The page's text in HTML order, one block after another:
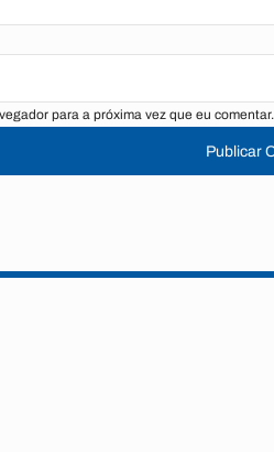
para a próxima vez que eu comentar.
Publicar